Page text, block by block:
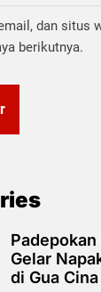
dan situs
berikutnya.
Gelar
di Gua